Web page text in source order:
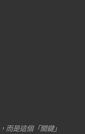
而是這個「關鍵」